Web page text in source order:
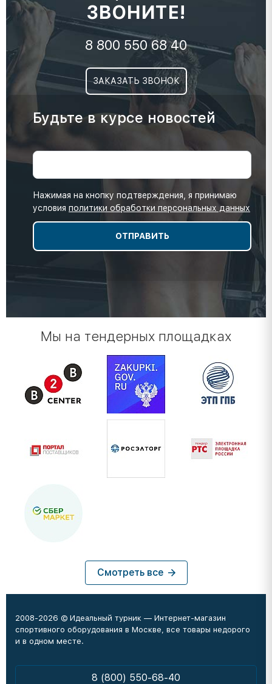
ЗВОНИТЕ!
8 800 550 68 40
ЗАКАЗАТЬ ЗВОНОК
Будьте в курсе новостей
Нажимая на кнопку подтверждения, я принимаю
условия политики обработки персональных данных
Мы на тендерных площадках
Смотреть все
2008-2026 © Идеальный турник — Интернет-магазин
спортивного оборудования в Москве, все товары недорого
и в одном месте.
8 (800) 550-68-40